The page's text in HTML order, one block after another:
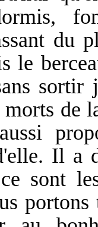
le
sortir
morts de
Il a
sont